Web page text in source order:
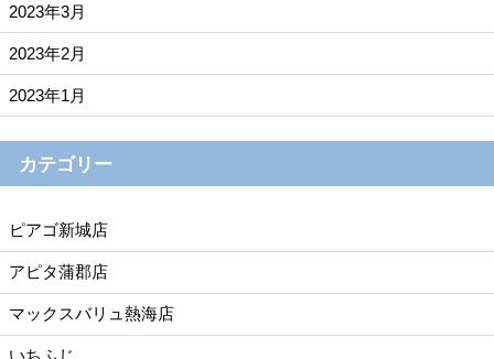
2023年3月
2023年2月
2023年1月
カテゴリー
ピアゴ新城店
アピタ蒲郡店
マックスバリュ熱海店